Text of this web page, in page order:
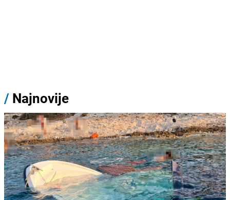
/ Najnovije